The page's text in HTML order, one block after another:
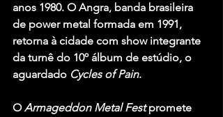
anos 1980. O Angra, banda brasileira
de power metal formada em 1991,
retorna à cidade com show integrante
da turnê do 10º álbum de estúdio, o
aguardado Cycles of Pain.
O Armageddon Metal Fest promete